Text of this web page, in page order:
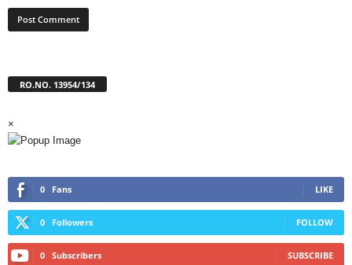
RO.NO. 13954/134
×
0 Fans LIKE
0 Followers FOLLOW
0 Subscribers SUBSCRIBE